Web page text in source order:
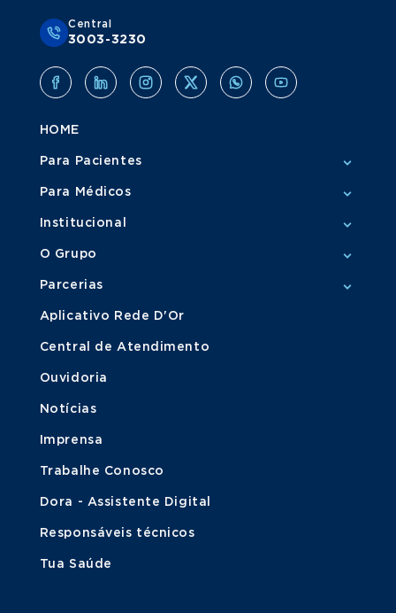
Central
3003-3230
HOME
Para Pacientes
Para Médicos
Institucional
O Grupo
Parcerias
Aplicativo Rede D'Or
Central de Atendimento
Ouvidoria
Notícias
Imprensa
Trabalhe Conosco
Dora - Assistente Digital
Responsáveis técnicos
Tua Saúde